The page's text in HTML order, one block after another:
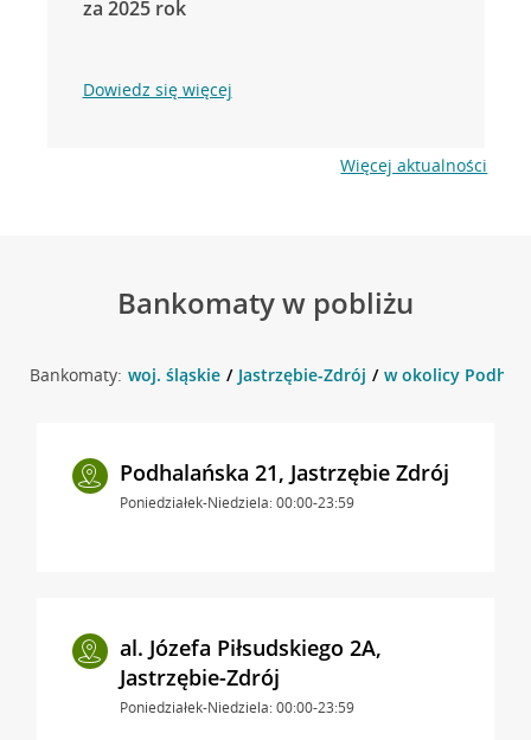
za 2025 rok
Dowiedz się więcej
Więcej aktualności
Bankomaty w pobliżu
Bankomaty: woj. śląskie Jastrzębie-Zdrój w okolicy
Podhalańska 21, Jastrzębie Zdrój
Poniedziałek-Niedziela: 00:00-23:59
al. Józefa Piłsudskiego 2A,
Jastrzębie-Zdrój
Poniedziałek-Niedziela: 00:00-23:59